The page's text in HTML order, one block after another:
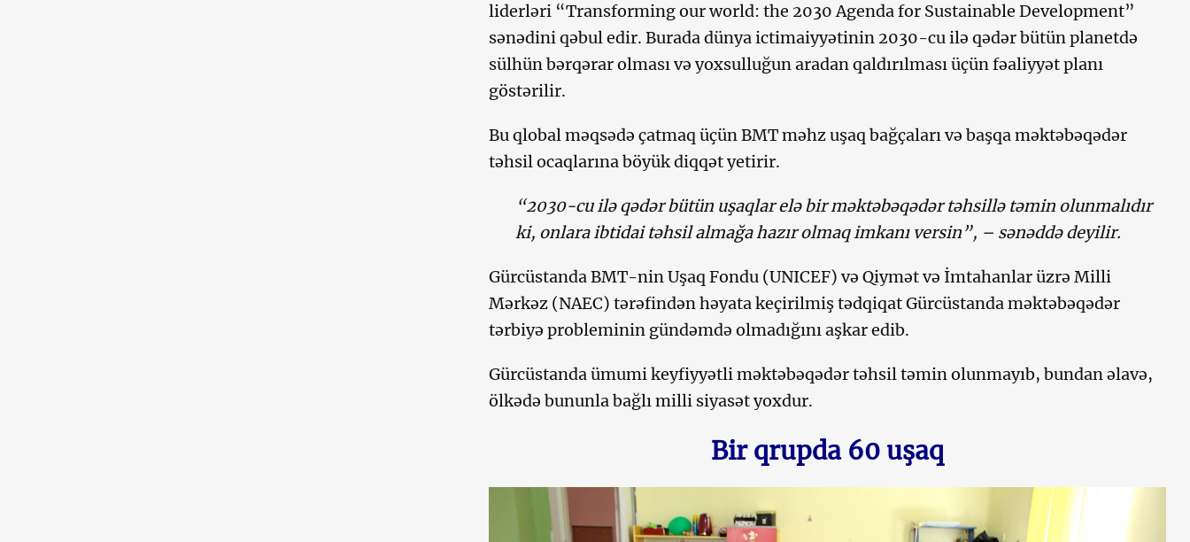
liderləri “Transforming our world: the 2030 Agenda for Sustainable Development”
sənədini qəbul edir. Burada dünya ictimaiyyətinin 2030-cu ilə qədər bütün planetdə
sülhün bərqərar olması və yoxsulluğun aradan qaldırılması üçün fəaliyyət planı
göstərilir.
Bu qlobal məqsədə çatmaq üçün BMT məhz uşaq bağçaları və başqa məktəbəqədər
təhsil ocaqlarına böyük diqqət yetirir.
“2030-cu ilə qədər bütün uşaqlar elə bir məktəbəqədər təhsillə təmin olunmalıdır
ki, onlara ibtidai təhsil almağa hazır olmaq imkanı versin”, – sənəddə deyilir.
Gürcüstanda BMT-nin Uşaq Fondu (UNICEF) və Qiymət və İmtahanlar üzrə Milli
Mərkəz (NAEC) tərəfindən həyata keçirilmiş tədqiqat Gürcüstanda məktəbəqədər
tərbiyə probleminin gündəmdə olmadığını aşkar edib.
Gürcüstanda ümumi keyfiyyətli məktəbəqədər təhsil təmin olunmayıb, bundan əlavə,
ölkədə bununla bağlı milli siyasət yoxdur.
Bir qrupda 60 uşaq